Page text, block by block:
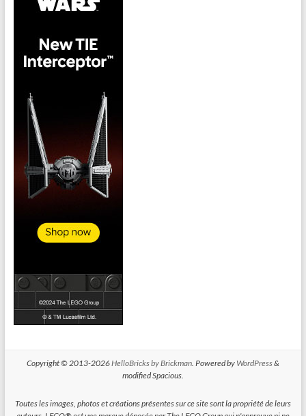
Copyright © 2013-2026HelloBricks by Brickman. Powered by WordPress&
modified Spacious.
Toutes les images, photos et créations présentes sur ce site sont la propriété de leurs